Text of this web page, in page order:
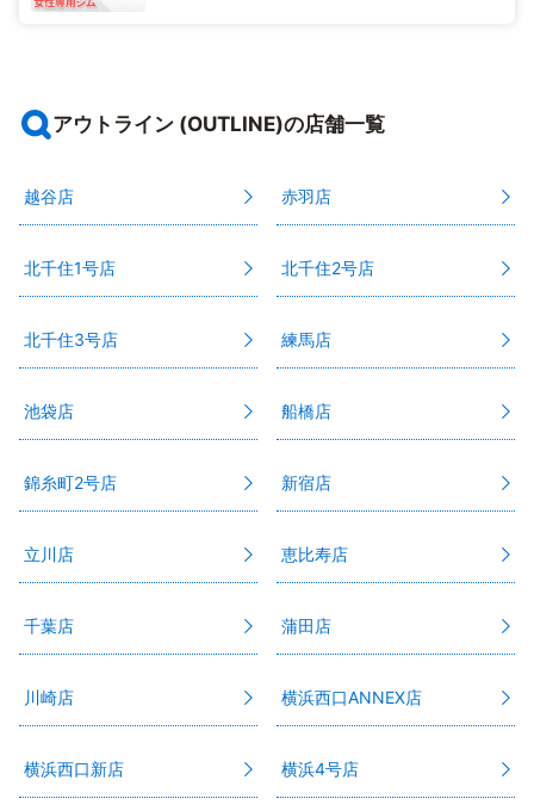
アウトライン (OUTLINE)の店舗一覧
越谷店 赤羽店
北千住1号店 北千住2号店
北千住3号店 練馬店
池袋店 船橋店
錦糸町2号店 新宿店
立川店 恵比寿店
千葉店 蒲田店
川崎店 横浜西口ANNEX店
横浜西口新店 横浜4号店